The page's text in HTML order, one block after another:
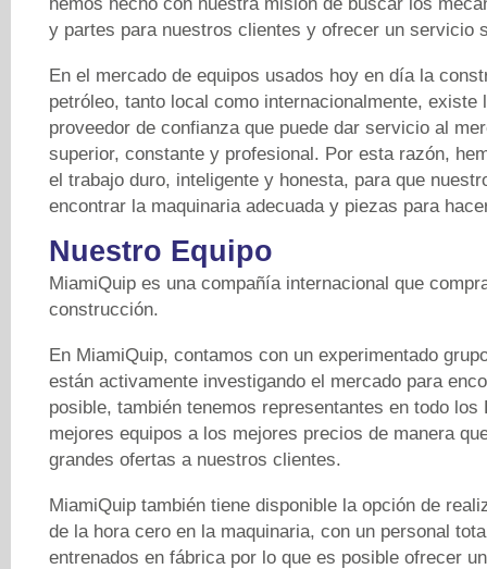
y partes para nuestros clientes y ofrecer un servicio
En el mercado de equipos usados ​​hoy en día la
petróleo, tanto local como internacionalmente, existe
proveedor de confianza que puede dar servicio al
superior, constante y profesional. Por esta razón,
el trabajo duro, inteligente y honesta, para que
encontrar la maquinaria adecuada y piezas para
Nuestro Equipo
MiamiQuip es una compañía internacional que
construcción.
En MiamiQuip, contamos con un experimentado
están activamente investigando el mercado para
posible, también tenemos representantes en todo
mejores equipos a los mejores precios de manera
grandes ofertas a nuestros clientes.
MiamiQuip también tiene disponible la opción de
de la hora cero en la maquinaria, con un personal
entrenados en fábrica por lo que es posible ofrecer